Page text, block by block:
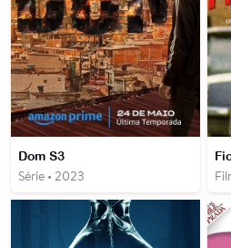
Dom S3
Série • 2023